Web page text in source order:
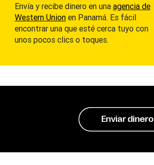
Envía y recibe dinero en una agencia de
Western Unionen Panamá. Es fácil
encontrar una que esté cerca tuyo con
unos pocos clics o toques.
Enviar dinero